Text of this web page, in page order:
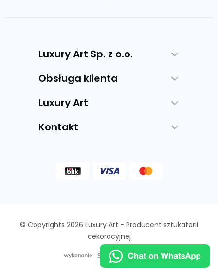
Luxury Art Sp. z o.o.
Obsługa klienta
Luxury Art
Kontakt
© Copyrights 2026 Luxury Art - Producent sztukaterii
dekoracyjnej